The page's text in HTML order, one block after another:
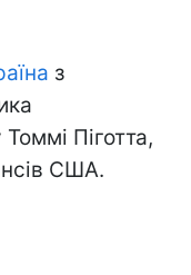
з
Піготта,
США.